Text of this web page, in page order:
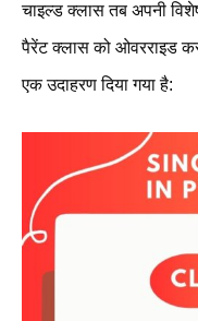
चाइल्ड क्लास तब अपनी
पैरेंट क्लास को ओवरराइड
एक उदाहरण दिया गया है: